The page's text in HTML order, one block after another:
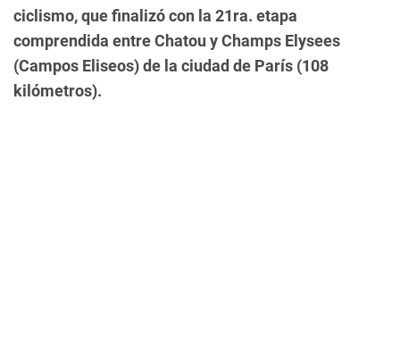
ciclismo, que finalizó con la 21ra. etapa
comprendida entre Chatou y Champs Elysees
(Campos Eliseos) de la ciudad de París (108
kilómetros).